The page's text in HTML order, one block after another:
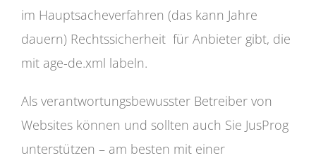
im Hauptsacheverfahren (das kann Jahre
dauern) Rechtssicherheit für Anbieter gibt, die
mit age-de.xml labeln.
Als verantwortungsbewusster Betreiber von
Websites können und sollten auch Sie JusProg
unterstützen – am besten mit einer